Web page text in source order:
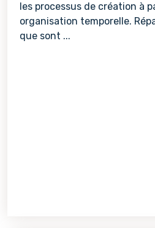
les processus de création à
organisation temporelle.
que sont ...